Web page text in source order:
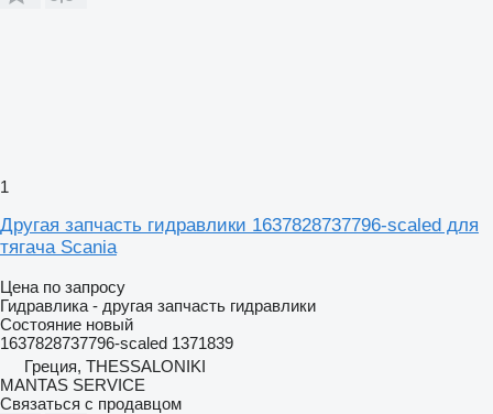
1
Другая запчасть гидравлики 1637828737796-scaled для
тягача Scania
Цена по запросу
Гидравлика - другая запчасть гидравлики
Состояние новый
1637828737796-scaled 1371839
Греция, THESSALONIKI
MANTAS SERVICE
Связаться с продавцом